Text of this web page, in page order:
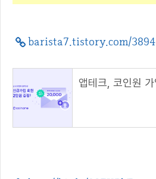
barista7.tistory.com/3894